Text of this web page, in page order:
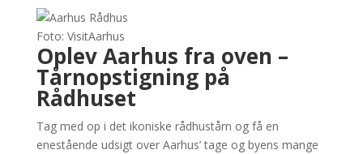
Foto: VisitAarhus
Oplev Aarhus fra oven –
Tårnopstigning på
Rådhuset
Tag med op i det ikoniske rådhustårn og få en
enestående udsigt over Aarhus’ tage og byens mange